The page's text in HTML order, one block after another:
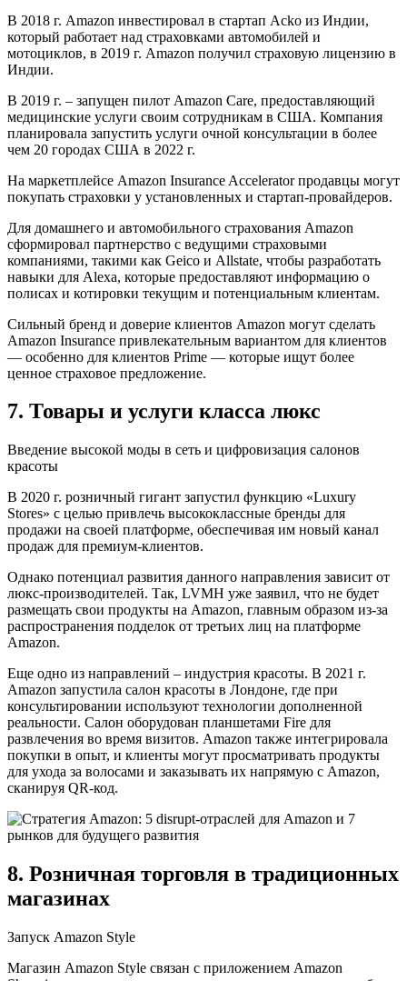
В 2018 г. Amazon инвестировал в стартап Acko из Индии,
который работает над страховками автомобилей и
мотоциклов, в 2019 г. Amazon получил страховую лицензию в
Индии.
В 2019 г. – запущен пилот Amazon Care, предоставляющий
медицинские услуги своим сотрудникам в США. Компания
планировала запустить услуги очной консультации в более
чем 20 городах США в 2022 г.
На маркетплейсе Amazon Insurance Accelerator продавцы могут
покупать страховки у установленных и стартап-провайдеров.
Для домашнего и автомобильного страхования Amazon
сформировал партнерство с ведущими страховыми
компаниями, такими как Geico и Allstate, чтобы разработать
навыки для Alexa, которые предоставляют информацию о
полисах и котировки текущим и потенциальным клиентам.
Сильный бренд и доверие клиентов Amazon могут сделать
Amazon Insurance привлекательным вариантом для клиентов
— особенно для клиентов Prime — которые ищут более
ценное страховое предложение.
7. Товары и услуги класса люкс
Введение высокой моды в сеть и цифровизация салонов
красоты
В 2020 г. розничный гигант запустил функцию «Luxury
Stores» с целью привлечь высококлассные бренды для
продажи на своей платформе, обеспечивая им новый канал
продаж для премиум-клиентов.
Однако потенциал развития данного направления зависит от
люкс-производителей. Так, LVMH уже заявил, что не будет
размещать свои продукты на Amazon, главным образом из-за
распространения подделок от третьих лиц на платформе
Amazon.
Еще одно из направлений – индустрия красоты. В 2021 г.
Amazon запустила салон красоты в Лондоне, где при
консультировании используют технологии дополненной
реальности. Салон оборудован планшетами Fire для
развлечения во время визитов. Amazon также интегрировала
покупки в опыт, и клиенты могут просматривать продукты
для ухода за волосами и заказывать их напрямую с Amazon,
сканируя QR-код.
8. Розничная торговля в традиционных
магазинах
Запуск Amazon Style
Магазин Amazon Style связан с приложением Amazon